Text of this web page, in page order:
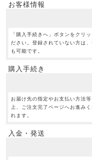
お客様情報
「購入手続きへ」ボタンをクリ
ださい。登録されていない方は
も可能です。
購入手続き
お届け先の指定やお支払い方法
上、ご注文完了ページへお進み
れます。
入金・発送